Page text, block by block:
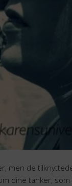
men de
dine tanker,